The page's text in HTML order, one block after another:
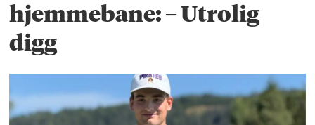
hjemmebane: – Utrolig
digg